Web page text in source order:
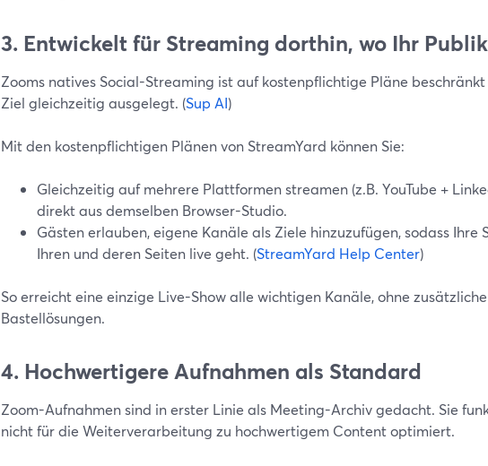
3. Entwickelt für Streaming dorthin, wo Ihr
Zooms natives Social-Streaming ist auf kostenpflichtige Pläne
Ziel gleichzeitig ausgelegt. (Sup AI)
Mit den kostenpflichtigen Plänen von StreamYard können Sie:
Gleichzeitig auf mehrere Plattformen streamen (z.B. YouTube +
direkt aus demselben Browser-Studio.
Gästen erlauben, eigene Kanäle als Ziele hinzuzufügen, sodass Ihre
Ihren und deren Seiten live geht. (StreamYard Help Center)
So erreicht eine einzige Live-Show alle wichtigen Kanäle, ohne
Bastellösungen.
4. Hochwertigere Aufnahmen als Standard
Zoom-Aufnahmen sind in erster Linie als Meeting-Archiv gedacht. Sie
nicht für die Weiterverarbeitung zu hochwertigem Content optimiert.